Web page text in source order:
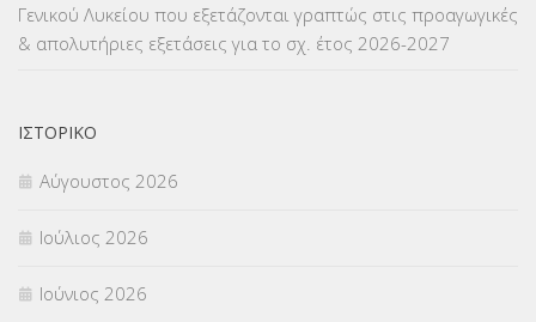
ΜΕΤΑΦΟΡΑ ΜΑΘΗΤΩΝ(3)
ΟΙΚΟΝΟΜΙΚΑ ΘΕΜΑΤΑ
Π.Ε.Κ. ΗΡΑΚΛΕΙΟΥ
ΠΑΝΕΛΛΑΔΙΚΕΣ ΕΞΕΤΑΣΕΙΣ
ΠΡΟΚΗΡΥΞΕΙΣ
Γενικού Λυκείου που εξετάζονται γραπτώς στις προαγωγικές
& απολυτήριες εξετάσεις για το σχ. έτος 2026-2027
ΙΣΤΟΡΙΚΌ
Αύγουστος 2026
Ιούλιος 2026
Ιούνιος 2026